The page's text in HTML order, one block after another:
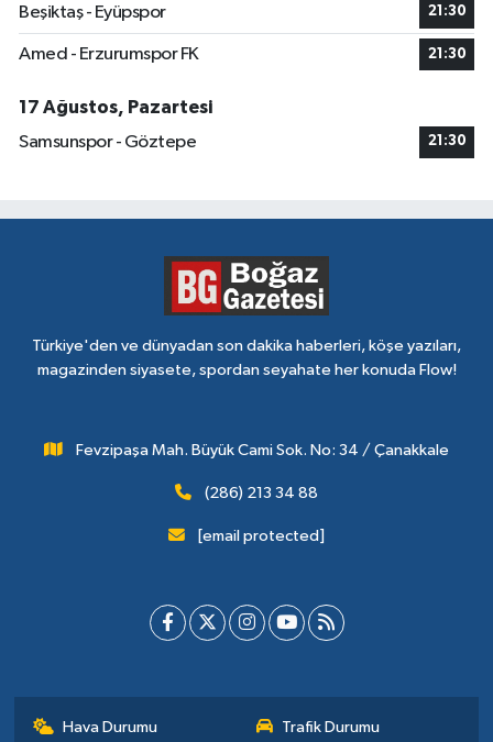
Beşiktaş - Eyüpspor 21:30
Amed - Erzurumspor FK 21:30
17 Ağustos, Pazartesi
Samsunspor - Göztepe
21:30
Türkiye'den ve dünyadan son dakika haberleri, köşe yazıları,
magazinden siyasete, spordan seyahate her konuda Flow!
Fevzipaşa Mah. Büyük Cami Sok. No: 34 / Çanakkale
(286) 213 34 88
[email protected]
Hava Durumu Trafik Durumu